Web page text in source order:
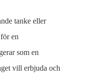
tanke eller
en
som en
vill erbjuda och